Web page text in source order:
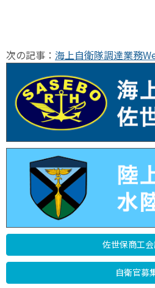
次の記事： 海上自衛隊調達業務
佐世保商工
自衛官募